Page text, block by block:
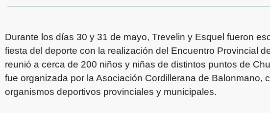
Durante los días 30 y 31 de mayo, Trevelin y Esquel fueron
fiesta del deporte con la realización del Encuentro Provincial
reunió a cerca de 200 niños y niñas de distintos puntos de
fue organizada por la Asociación Cordillerana de Balonmano,
organismos deportivos provinciales y municipales.